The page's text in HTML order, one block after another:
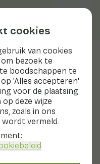
cookies
van cookies
bezoek te
boodschappen te
'Alles accepteren'
voor de plaatsing
deze wijze
zoals in ons
vermeld.
en